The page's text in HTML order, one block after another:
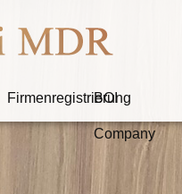
Firmenregistrierung
BOI
Company